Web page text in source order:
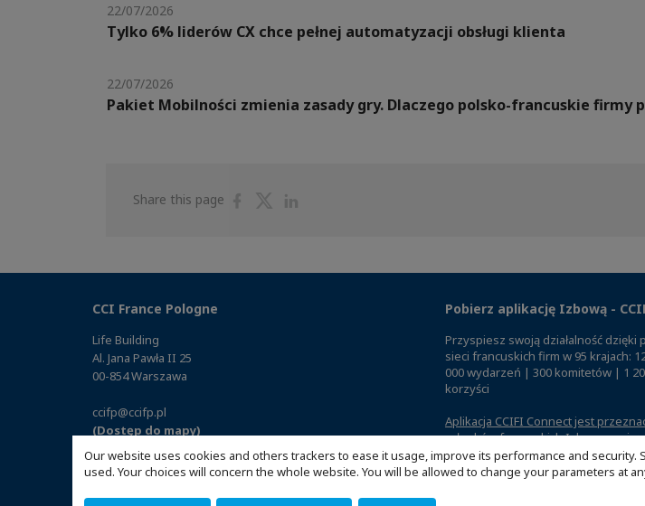
Our website uses cookies and others trackers to ease it usage, improve its performance and
used. Your choices will concern the whole website. You will be allowed to change your parameters at
22/07/2026
Tylko 6% liderów CX chce pełnej automatyzacji obsługi klienta
22/07/2026
Pakiet Mobilności zmienia zasady gry. Dlaczego polsko-francuskie
Share this page
ShareShare
CCI France Pologne
Life Building
Al. Jana Pawła II 25
00-854 Warszawa
ccifp@ccifp.pl
(Dostęp do mapy)
Pobierz aplikację Izbową -
Przyspiesz swoją działalność dzięki
sieci francuskich firm w 95 krajach:
000 wydarzeń | 300 komitetów | 1
korzyści
Aplikacja CCIFI Connect jest
członków francuskich Izb za granicą.